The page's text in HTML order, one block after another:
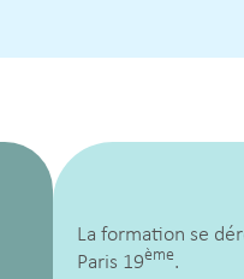
La formation se
Paris 19ème.